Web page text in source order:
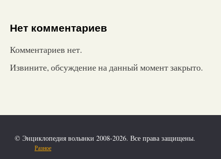
Нет комментариев
Комментариев нет.
Извините, обсуждение на данный момент закрыто.
© Энциклопедия волынки 2008-2026. Все права защищены.
Разное